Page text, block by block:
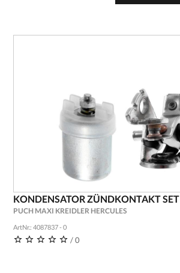
KONDENSATOR ZÜNDKONTAKT SET
PUCH MAXI KREIDLER HERCULES
ArtNr.: 4087837 - 0
/ 0